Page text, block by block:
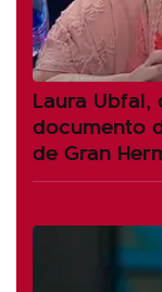
Laura
documento
de Gran